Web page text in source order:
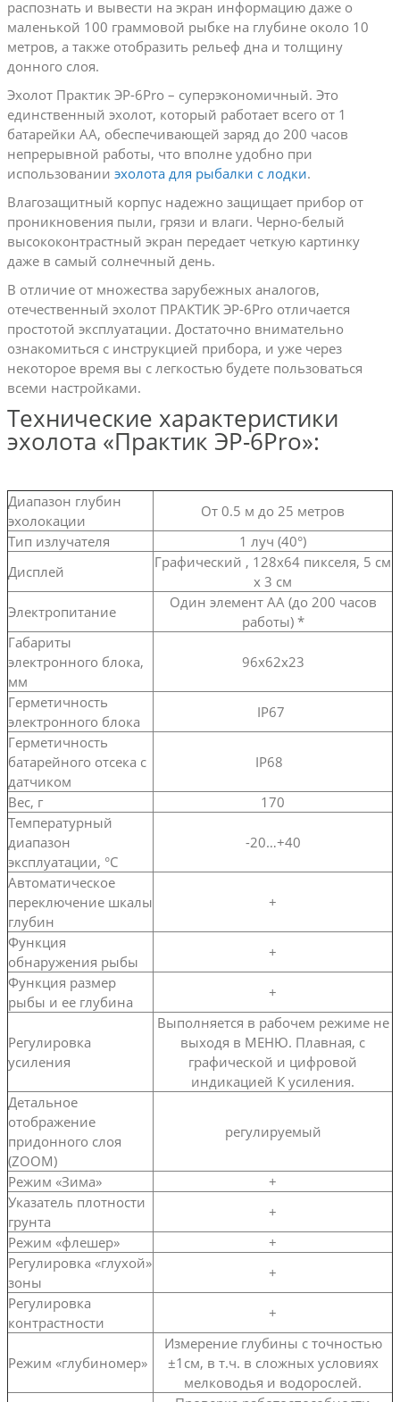
распознать и вывести на экран информацию даже о
маленькой 100 граммовой рыбке на глубине около 10
метров, а также отобразить рельеф дна и толщину
донного слоя.
Эхолот Практик ЭР-6Pro – суперэкономичный. Это
единственный эхолот, который работает всего от 1
батарейки АА, обеспечивающей заряд до 200 часов
непрерывной работы, что вполне удобно при
использовании эхолота для рыбалки с лодки.
Влагозащитный корпус надежно защищает прибор от
проникновения пыли, грязи и влаги. Черно-белый
высококонтрастный экран передает четкую картинку
даже в самый солнечный день.
В отличие от множества зарубежных аналогов,
отечественный эхолот ПРАКТИК ЭР-6Pro отличается
простотой эксплуатации. Достаточно внимательно
ознакомиться с инструкцией прибора, и уже через
некоторое время вы с легкостью будете пользоваться
всеми настройками.
Технические характеристики
эхолота «Практик ЭР-6Pro»:
Диапазон глубин
эхолокации
От 0.5 м до 25 метров
Тип излучателя
1 луч (40°)
Дисплей
Графический , 128х64 пикселя, 5 см
х 3 см
Электропитание
Один элемент АА (до 200 часов
работы) *
Габариты
электронного блока,
мм
96х62х23
Герметичность
электронного блока
IP67
Герметичность
батарейного отсека с
датчиком
IP68
Вес, г
170
Температурный
диапазон
эксплуатации, °C
-20…+40
Автоматическое
переключение шкалы
глубин
+
Функция
обнаружения рыбы
+
Функция размер
рыбы и ее глубина
+
Регулировка
усиления
Выполняется в рабочем режиме не
выходя в МЕНЮ. Плавная, с
графической и цифровой
индикацией К усиления.
Детальное
отображение
придонного слоя
(ZOOM)
регулируемый
Режим «Зима»
+
Указатель плотности
грунта
+
Режим «флешер»
+
Регулировка «глухой»
зоны
+
Регулировка
контрастности
+
Режим «глубиномер»
Измерение глубины с точностью
±1см, в т.ч. в сложных условиях
мелководья и водорослей.